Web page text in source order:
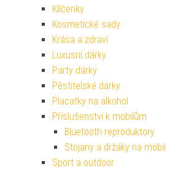
Klíčenky
Kosmetické sady
Krása a zdraví
Luxusní dárky
Party dárky
Pěstitelské dárky
Placatky na alkohol
Příslušenství k mobilům
Bluetooth reproduktory
Stojany a držáky na mobil
Sport a outdoor